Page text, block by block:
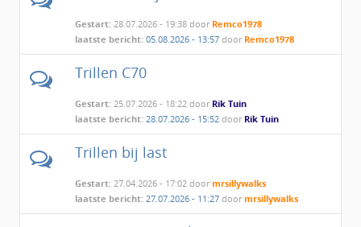
Gestart: 28.07.2026 - 19:38 door Remco1978
laatste bericht: 05.08.2026 - 13:57door Remco1978
Trillen C70
Gestart: 25.07.2026 - 18:22 door Rik Tuin
laatste bericht: 28.07.2026 - 15:52door Rik Tuin
Trillen bij last
Gestart: 27.04.2026 - 17:02 doormrsillywalks
laatste bericht: 27.07.2026 - 11:27doormrsillywalks